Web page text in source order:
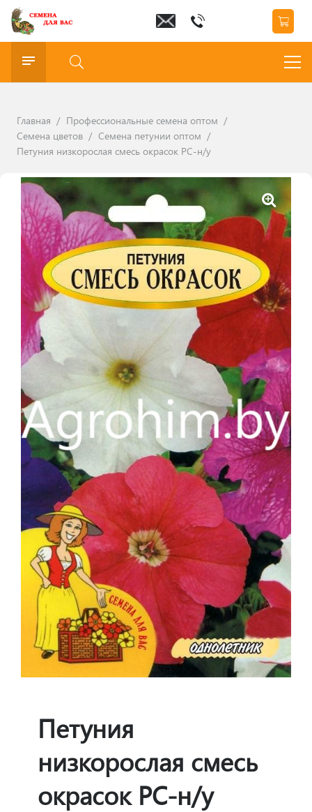
Главная / Профессиональные семена оптом /
Семена цветов / Семена петунии оптом /
Петуния низкорослая смесь окрасок РС-н/у
Петуния
низкорослая смесь
окрасок РС-н/у